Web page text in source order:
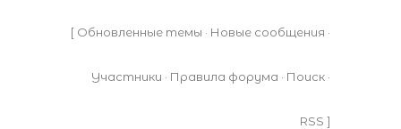
[ Обновленные темы · Новые сообщения ·
Участники · Правила форума · Поиск ·
RSS ]